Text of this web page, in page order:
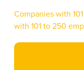
Companies with
with 101 to 250